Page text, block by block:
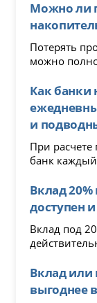
Можно ли
Потерять
можно
Как банки
и
При
банк
Вклад
доступен
Вклад под
Вклад или
выгоднее